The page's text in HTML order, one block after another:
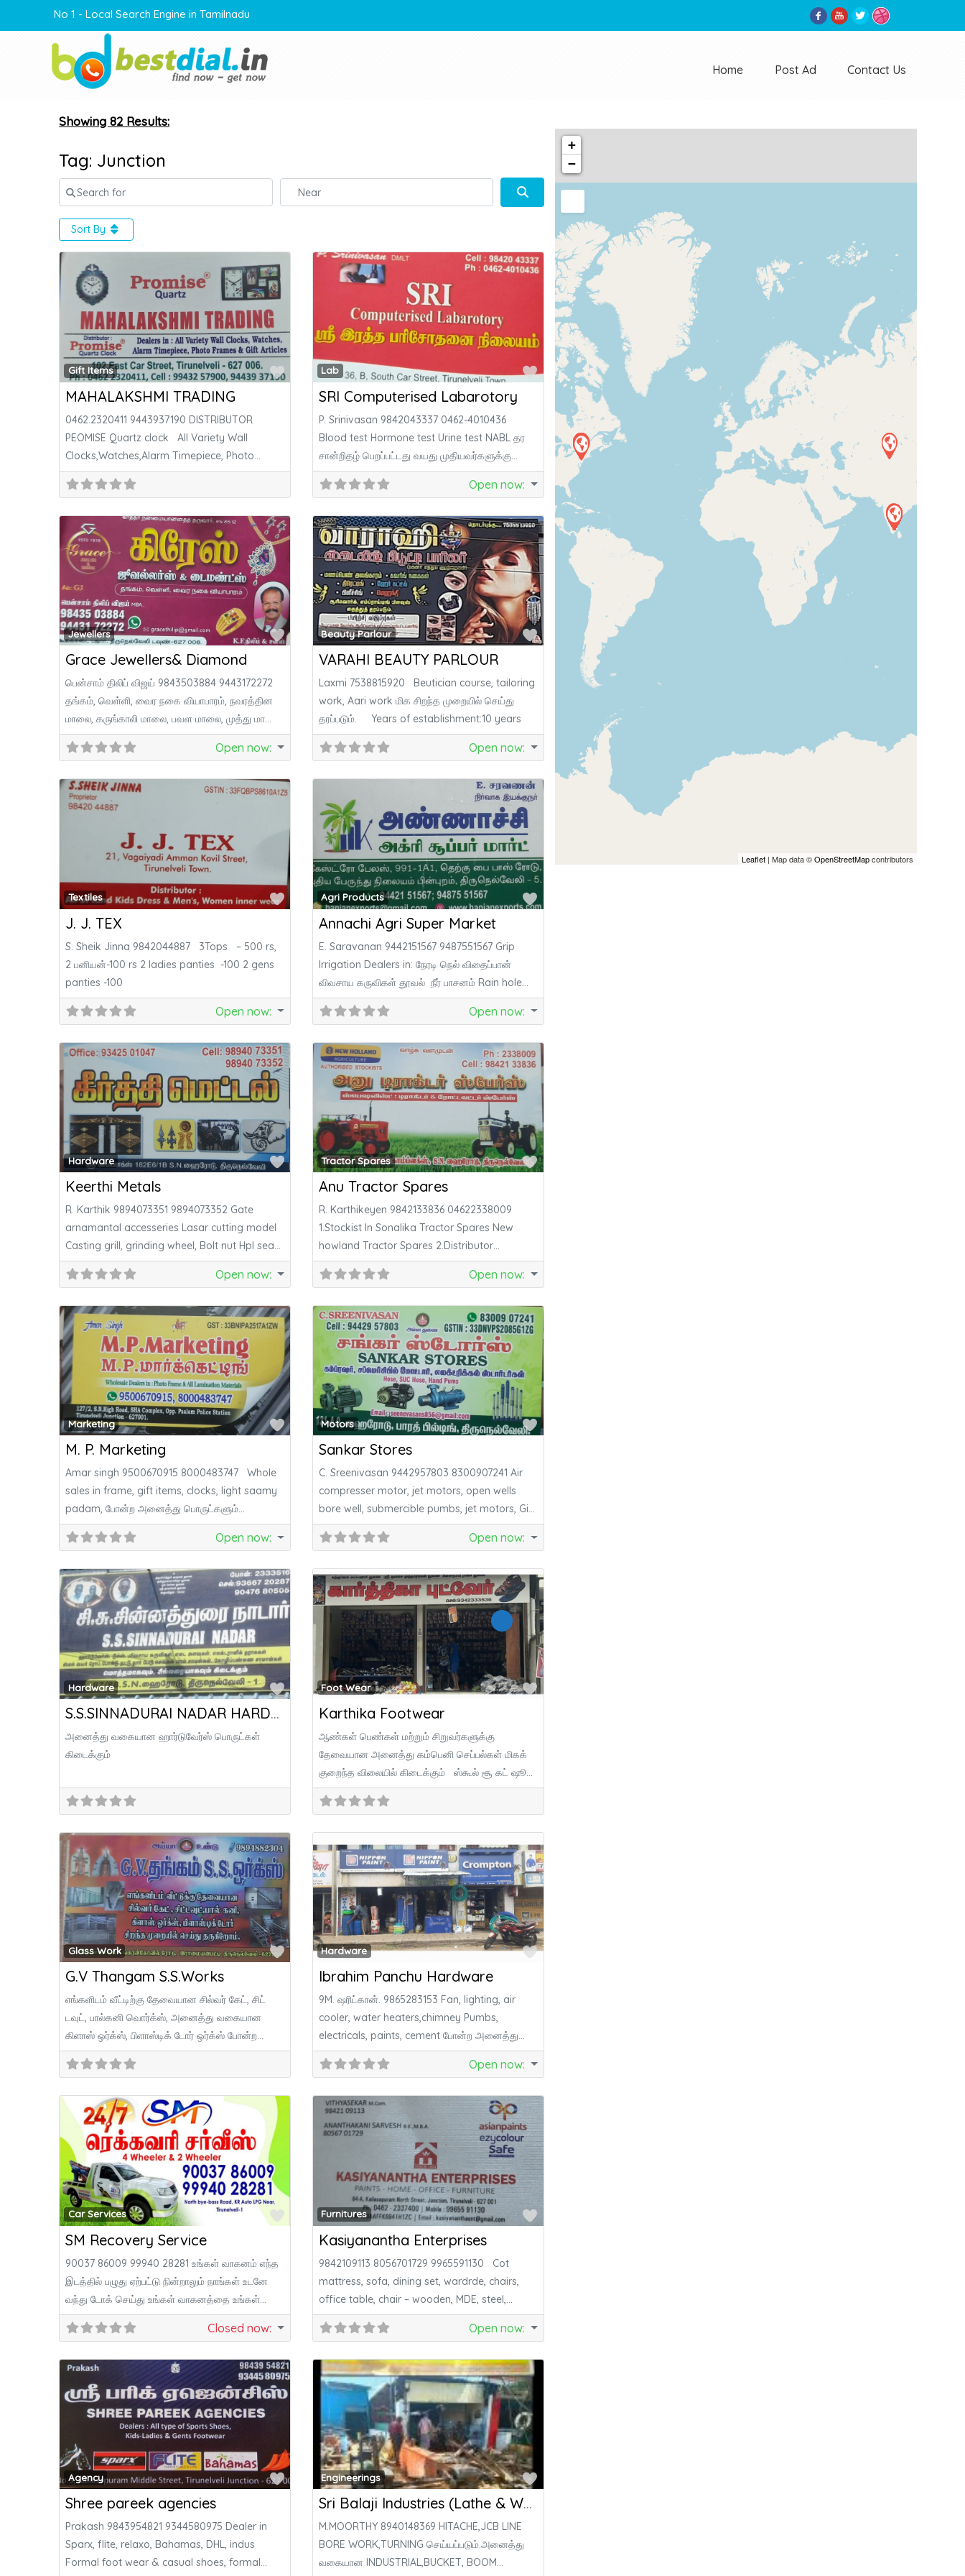
No 1 - Local Search Engine in Tamilnadu
Home Post Ad Contact Us
Showing 82 Results:
Tag: Junction
Search for Near Search
Sort By
Gift Items
Favorite
MAHALAKSHMI TRADING
0462.2320411 9443937190 DISTRIBUTOR
PEOMISE Quartz clock All Variety Wall
Clocks,Watches,Alarm Timepiece, Photo
Frames & Gift Articles
Lab
Favorite
SRI Computerised Labarotory
P. Srinivasan 9842043337 0462-4010436
Blood test Hormone test Urine test NABL தர
சான்றிதழ் பெறப்பட்டது வயது முதியவர்களுக்கு
வீட்டிற்கு வந்து இரத்த
Open now:
Jewellers
Favorite
Grace Jewellers& Diamond
பென்சாம் திலிப் விஜய் 9843503884 9443172272
தங்கம், வெள்ளி, வைர நகை வியாபாரம், நவரத்தின
மாலை, கருங்காலி மாலை, பவள மாலை, முத்து மாலை,
ஸ்படிக மாலை,
Open now:
Beauty Parlour
Favorite
VARAHI BEAUTY PARLOUR
Laxmi 7538815920 Beutician course, tailoring
work, Aari work மிக சிறந்த முறையில் செய்து
தரப்படும். Years of establishment:10 years
Open now:
Textiles
Favorite
J. J. TEX
S. Sheik Jinna 9842044887 3Tops – 500 rs,
2 பனியன்-100 rs 2 ladies panties -100 2 gens
panties -100
Open now:
Agri Products
Annachi Agri Super Market
E. Saravanan 9442151567 9487551567 Grip
Irrigation Dealers in: நேரடி நெல் விதைப்பான்
விவசாய கருவிகள் தூவல் நீர் பாசனம் Rain hole
Garden hose
Open now:
Hardware
Favorite
Keerthi Metals
R. Karthik 9894073351 9894073352 Gate
arnamantal accesseries Lasar cutting model
Casting grill, grinding wheel, Bolt nut Hpl seat
Grill accesseries
Open now:
Tractor Spares
Favorite
Anu Tractor Spares
R. Karthikeyen 9842133836 04622338009
1.Stockist In Sonalika Tractor Spares New
howland Tractor Spares 2.Distributor
Kirlaskar Rotvator blades (k.blade) Kirlaskar
Open now:
Marketing
Favorite
M. P. Marketing
Amar singh 9500670915 8000483747 Whole
sales in frame, gift items, clocks, light saamy
padam, போன்ற அனைத்து பொருட்களும்
கிடைக்கும்.
Open now:
Motors
Favorite
Sankar Stores
C. Sreenivasan 9442957803 8300907241 Air
compresser motor, jet motors, open wells
bore well, submercible pumbs, jet motors, Gi
pipes ,
Open now:
Hardware
Favorite
S.S.SINNADURAI NADAR HARDWARES
அனைத்து வகையான ஹார்டுவேர்ஸ் பொருட்கள்
கிடைக்கும்
Foot Wear
Favorite
Karthika Footwear
ஆண்கள் பெண்கள் மற்றும் சிறுவர்களுக்கு
தேவையான அனைத்து கம்பெனி செப்பல்கள் மிகக்
குறைந்த விலையில் கிடைக்கும் ஸ்கூல் சூ கட் ஷூ
லேடீஸ் கட் ஷூ
Glass Work
Favorite
G.V Thangam S.S.Works
எங்களிடம் வீட்டிற்கு தேவையான சில்வர் கேட், சிட்
டவுட், பால்கனி வொர்க்ஸ், அனைத்து வகையான
கிளாஸ் ஒர்க்ஸ், பிளாஸ்டிக் டோர் ஒர்க்ஸ் போன்ற
வேலைகள் சிறந்த முறையில்
Hardware
Favorite
Ibrahim Panchu Hardware
9M. ஷரிட்கான். 9865283153 Fan, lighting, air
cooler, water heaters,chimney Pumbs,
electricals, paints, cement போன்ற அனைத்து
வகையான hardware பொருட்கள் electricals,
paints,
Open now:
Car Services
Favorite
SM Recovery Service
90037 86009 99940 28281 உங்கள் வாகனம் எந்த
இடத்தில் பழுது ஏற்பட்டு நின்றாலும் நாங்கள் உடனே
வந்து டோக் செய்து உங்கள் வாகனத்தை உங்கள்
இடத்திற்கு
Closed now:
Furnitures
Kasiyanantha Enterprises
9842109113 8056701729 9965591130 Cot
mattress, sofa, dining set, wardrde, chairs,
office table, chair – wooden, MDE, steel,
plastic furniture.
Open now:
Agency
Favorite
Shree pareek agencies
Prakash 9843954821 9344580975 Dealer in
Sparx, flite, relaxo, Bahamas, DHL, indus
Formal foot wear & casual shoes, formal
Engineerings
Sri Balaji Industries (Lathe & Welding Works)
M.MOORTHY 8940148369 HITACHE,JCB LINE
BORE WORK,TURNING செய்யப்படும்.அனைத்து
வகையான INDUSTRIAL,BUCKET, BOOM
+
−
Leaflet| Map data ©OpenStreetMapcontributors